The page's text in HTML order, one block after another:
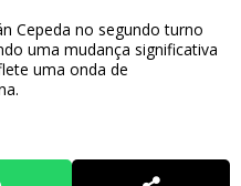
Cepeda no segundo turno
uma mudança significativa
uma onda de